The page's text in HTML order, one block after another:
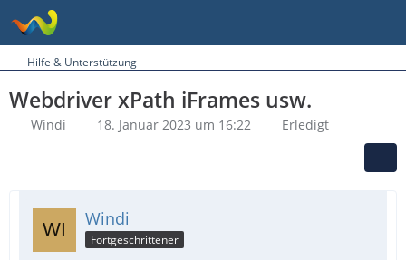
Hilfe & Unterstützung
Webdriver xPath iFrames usw.
Windi 18. Januar 2023 um 16:22 Erledigt
Windi
Fortgeschrittener